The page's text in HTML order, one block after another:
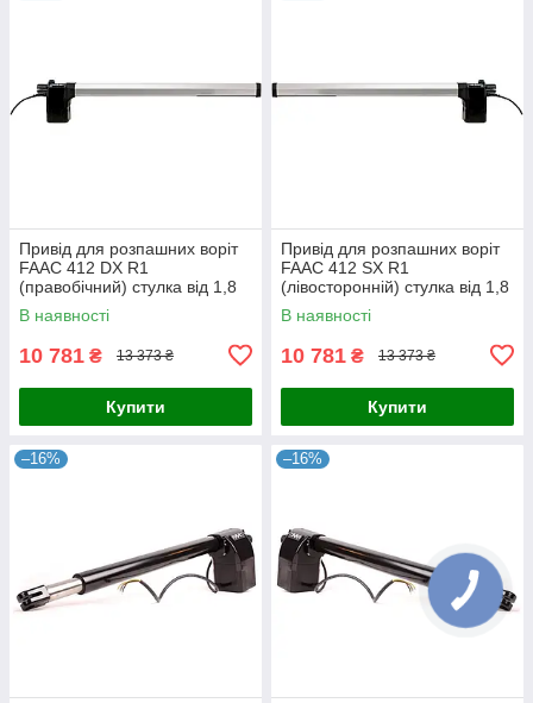
Привід для розпашних воріт
FAAC 412 DX R1
(правобічний) стулка від 1,8
м. - без кожуха до 3 м
В наявності
10 781 ₴ 13 373 ₴
Купити
Привід для розпашних воріт
FAAC 412 SX R1
(лівосторонній) стулка від 1,8
м. - без кожуха до 3 м
В наявності
10 781 ₴ 13 373 ₴
Купити
–16% –16%